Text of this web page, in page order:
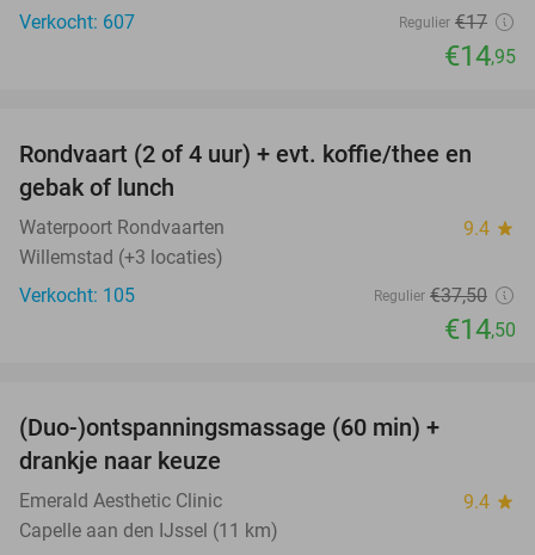
Verkocht: 607
Regulier €17
€14,95
61%
Rondvaart (2 of 4 uur) + evt. koffie/thee en
gebak of lunch
Waterpoort Rondvaarten 9.4 star
Willemstad (+3 locaties)
Verkocht: 105
Regulier €37,50
€14,50
(Duo-)ontspanningsmassage (60 min) +
drankje naar keuze
Emerald Aesthetic Clinic 9.4 star
Capelle aan den IJssel (11 km)